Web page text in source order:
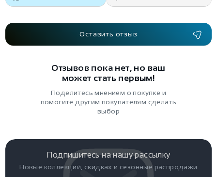
Оставить отзыв
Отзывов пока нет, но ваш
может стать первым!
Поделитесь мнением о покупке и
помогите другим покупателям сделать
выбор
Подпишитесь на нашу рассылку
Новые коллекций, скидках и сезонные распродажи